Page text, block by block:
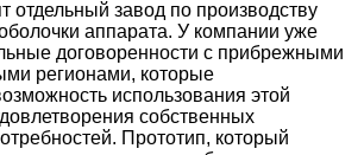
отдельный завод по производству
аппарата. У компании уже
договоренности с прибрежными
регионами, которые
использования этой
собственных
Прототип, который